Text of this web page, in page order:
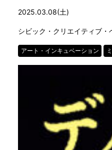
2025.03.08(土)
シビック・クリエイティブ・
アート・インキュベーション